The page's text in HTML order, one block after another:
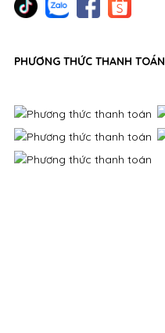
PHƯƠNG THỨC THANH TOÁN